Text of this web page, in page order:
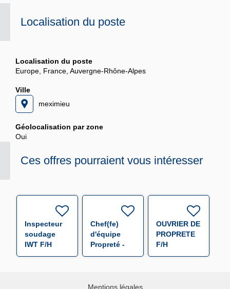
Localisation du poste
Localisation du poste
Europe, France, Auvergne-Rhône-Alpes
Ville
meximieu
Géolocalisation par zone
Oui
Ces offres pourraient vous intéresser
Inspecteur
soudage
IWT F/H
Chef(fe)
d'équipe
Propreté -
CHR Mercy
OUVRIER DE
PROPRETE
F/H
Mentions légales